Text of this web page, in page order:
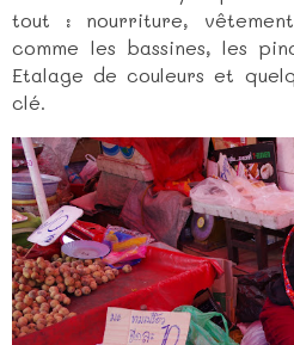
tout : nourriture,
comme les bassines, les
Etalage de couleurs et
clé.